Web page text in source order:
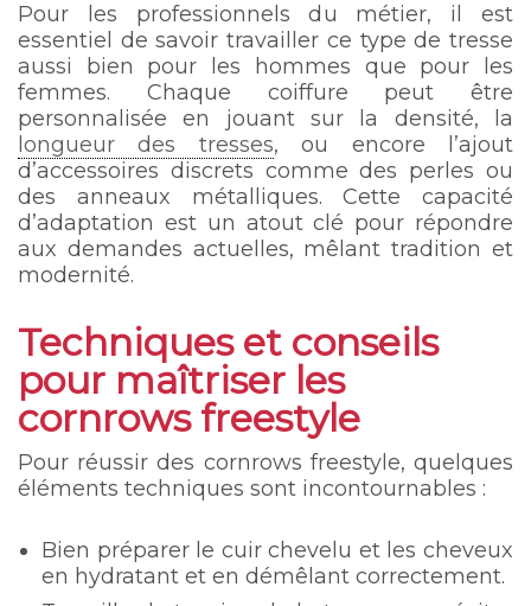
Pour les professionnels du métier, il est
essentiel de savoir travailler ce type de tresse
aussi bien pour les hommes que pour les
femmes. Chaque coiffure peut être
personnalisée en jouant sur la densité, la
longueur des tresses, ou encore l’ajout
d’accessoires discrets comme des perles ou
des anneaux métalliques. Cette capacité
d’adaptation est un atout clé pour répondre
aux demandes actuelles, mêlant tradition et
modernité.
Techniques et conseils
pour maîtriser les
cornrows freestyle
Pour réussir des cornrows freestyle, quelques
éléments techniques sont incontournables :
Bien préparer le cuir chevelu et les cheveux
en hydratant et en démêlant correctement.